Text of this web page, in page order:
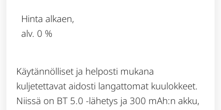
Hinta alkaen,
alv. 0 %
Käytännölliset ja helposti mukana
kuljetettavat aidosti langattomat kuulokkeet.
Niissä on BT 5.0 -lähetys ja 300 mAh:n akku,